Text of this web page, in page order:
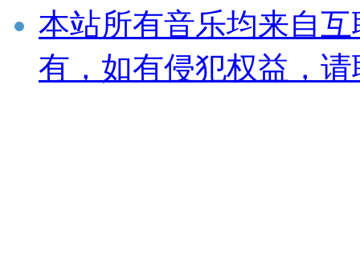
本站所有音乐均来自
有，如有侵犯权益，